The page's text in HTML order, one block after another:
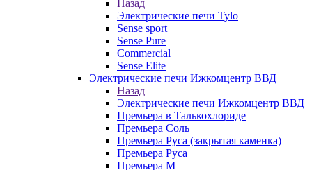
Назад
Электрические печи Tylo
Sense sport
Sense Pure
Commercial
Sense Elite
Электрические печи Ижкомцентр ВВД
Назад
Электрические печи Ижкомцентр ВВД
Премьера в Талькохлориде
Премьера Cоль
Премьера Руса (закрытая каменка)
Премьера Руса
Премьера М